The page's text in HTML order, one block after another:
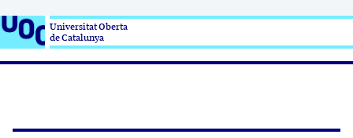
Universitat Oberta
de Catalunya